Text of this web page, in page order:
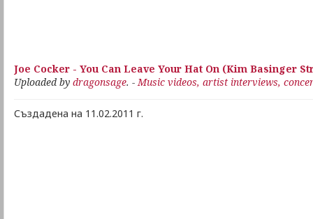
Joe Cocker - You Can Leave Your Hat On (Kim Basinger
Uploaded by dragonsage. -Music videos, artist interviews,
Създадена на 11.02.2011 г.